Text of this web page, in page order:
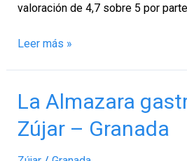
valoración de 4,7 sobre 5 por
Leer más »
La Almazara
Zújar – Granada
La
gastronomia,